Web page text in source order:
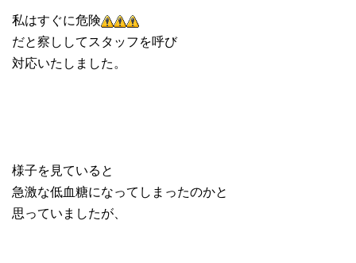
私はすぐに危険
だと察ししてスタッフを呼び
対応いたしました。
様子を見ていると
急激な低血糖になってしまったのかと
思っていましたが、